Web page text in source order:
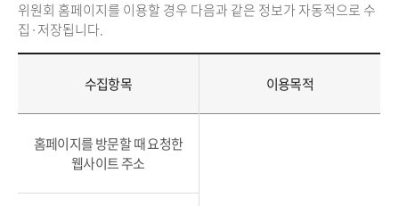
위원회 홈페이지를 이용할 경우 다음과 같은 정보가 자동적으로 수
집·저장됩니다.
수집항목 이용목적
홈페이지를 방문할 때 요청한
웹사이트 주소